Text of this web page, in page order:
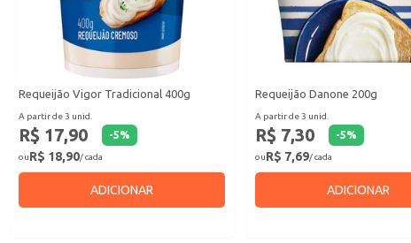
Requeijão Vigor Tradicional 400g
A partir de 3 unid.
R$ 17,90 -5%
ouR$ 18,90/ cada
ADICIONAR
Requeijão Danone 200g
A partir de 3 unid.
R$ 7,30 -5%
ouR$ 7,69/ cada
ADICIONAR